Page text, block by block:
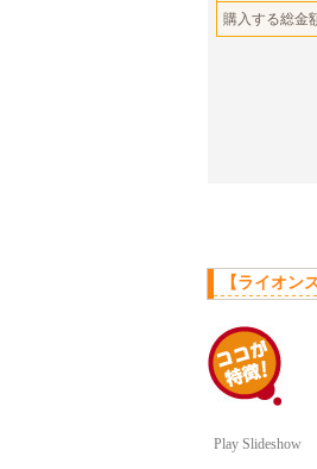
購入する総金
【ライオ
Play Slideshow